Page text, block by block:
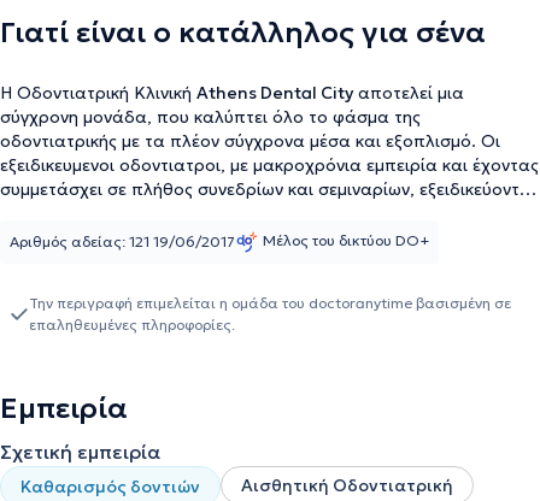
Γιατί είναι ο κατάλληλος για σένα
Η Οδοντιατρική Κλινική Athens Dental Cityαποτελεί μια
σύγχρονη μονάδα, που καλύπτει όλο το φάσμα της
οδοντιατρικής με τα πλέον σύγχρονα μέσα και εξοπλισμό. Οι
εξειδικευμενοι οδοντιατροι, με μακροχρόνια εμπειρία και έχοντας
συμμετάσχει σε πλήθος συνεδρίων και σεμιναρίων, εξειδικεύονται
εφαρμόζονται τα πιο αυστηρά διεθνή πρωτόκολλα υγιεινής και
Αριθμός αδείας: 121 19/06/2017 Μέλος του δικτύου DO+
Την περιγραφή επιμελείται η ομάδα του doctoranytime βασισμένη σε
επαληθευμένες πληροφορίες.
Εμπειρία
Σχετική εμπειρία
Καθαρισμός δοντιών
Αισθητική Οδοντιατρική